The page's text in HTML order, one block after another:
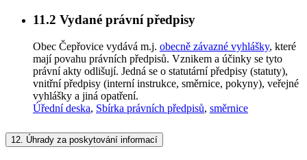
11.2 Vydané právní předpisy
Obec Čepřovice vydává m.j. obecně závazné vyhlášky, které
mají povahu právních předpisů. Vznikem a účinky se tyto
právní akty odlišují. Jedná se o statutární předpisy (statuty),
vnitřní předpisy (interní instrukce, směrnice, pokyny), veřejné
vyhlášky a jiná opatření.
Úřední deska, Sbírka právních předpisů, směrnice
12. Úhrady za poskytování informací